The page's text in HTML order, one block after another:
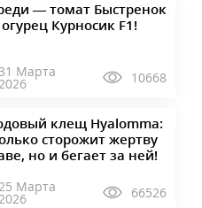
— томат Быстренок
Курносик F1!
31 Марта
2026 10668
клещ Hyalomma:
сторожит жертву
но и бегает за ней!
25 Марта
2026 66526